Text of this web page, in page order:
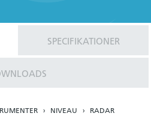
SPECIFIKATIONER
NIVEAU
RADAR